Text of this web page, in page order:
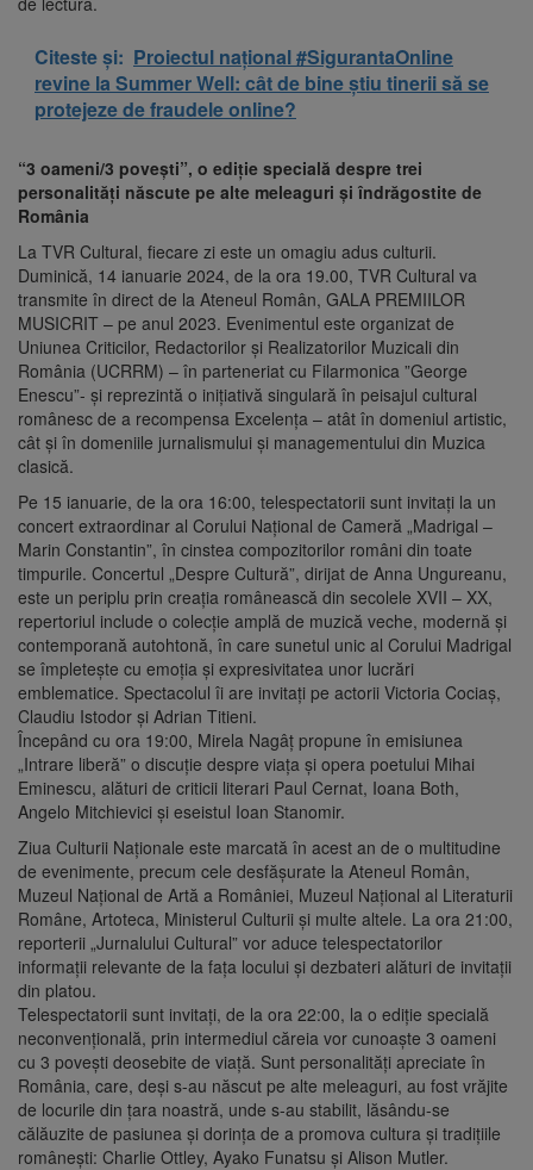
Citeste și: Proiectul național #SigurantaOnline
revine la Summer Well: cât de bine știu tinerii să se
protejeze de fraudele online?
“3 oameni/3 povești”, o ediţie specială despre trei
personalități născute pe alte meleaguri şi îndrăgostite de
România
La TVR Cultural, fiecare zi este un omagiu adus culturii.
Duminică, 14 ianuarie 2024, de la ora 19.00, TVR Cultural va
transmite în direct de la Ateneul Român, GALA PREMIILOR
MUSICRIT – pe anul 2023. Evenimentul este organizat de
Uniunea Criticilor, Redactorilor și Realizatorilor Muzicali din
România (UCRRM) – în parteneriat cu Filarmonica ”George
Enescu”- și reprezintă o inițiativă singulară în peisajul cultural
românesc de a recompensa Excelenţa – atât în domeniul artistic,
cât şi în domeniile jurnalismului şi managementului din Muzica
clasică.
Pe 15 ianuarie, de la ora 16:00, telespectatorii sunt invitați la un
concert extraordinar al Corului Național de Cameră „Madrigal –
Marin Constantin”, în cinstea compozitorilor români din toate
timpurile. Concertul „Despre Cultură”, dirijat de Anna Ungureanu,
este un periplu prin creația românească din secolele XVII – XX,
repertoriul include o colecție amplă de muzică veche, modernă și
contemporană autohtonă, în care sunetul unic al Corului Madrigal
se împletește cu emoția și expresivitatea unor lucrări
emblematice. Spectacolul îi are invitaţi pe actorii Victoria Cociaș,
Claudiu Istodor și Adrian Titieni.
Începând cu ora 19:00, Mirela Nagâţ propune în emisiunea
„Intrare liberă” o discuţie despre viaţa şi opera poetului Mihai
Eminescu, alături de criticii literari Paul Cernat, Ioana Both,
Angelo Mitchievici şi eseistul Ioan Stanomir.
Ziua Culturii Naționale este marcată în acest an de o multitudine
de evenimente, precum cele desfăşurate la Ateneul Român,
Muzeul Naţional de Artă a României, Muzeul Național al Literaturii
Române, Artoteca, Ministerul Culturii şi multe altele. La ora 21:00,
reporterii „Jurnalului Cultural” vor aduce telespectatorilor
informaţii relevante de la faţa locului şi dezbateri alături de invitaţii
din platou.
Telespectatorii sunt invitaţi, de la ora 22:00, la o ediție specială
neconvențională, prin intermediul căreia vor cunoaște 3 oameni
cu 3 povești deosebite de viață. Sunt personalități apreciate în
România, care, deşi s-au născut pe alte meleaguri, au fost vrăjite
de locurile din ţara noastră, unde s-au stabilit, lăsându-se
călăuzite de pasiunea și dorința de a promova cultura și tradițiile
românești: Charlie Ottley, Ayako Funatsu și Alison Mutler.